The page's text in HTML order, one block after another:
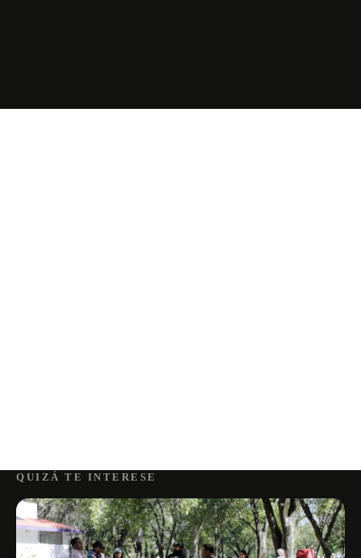
QUIZÁ TE INTERESE